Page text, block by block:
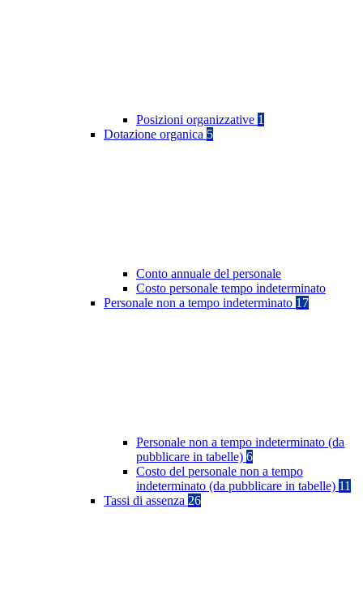
Posizioni organizzative 1
Dotazione organica 5
Conto annuale del personale
Costo personale tempo indeterminato
Personale non a tempo indeterminato 17
Personale non a tempo indeterminato (da
pubblicare in tabelle) 6
Costo del personale non a tempo
indeterminato (da pubblicare in tabelle) 11
Tassi di assenza 26